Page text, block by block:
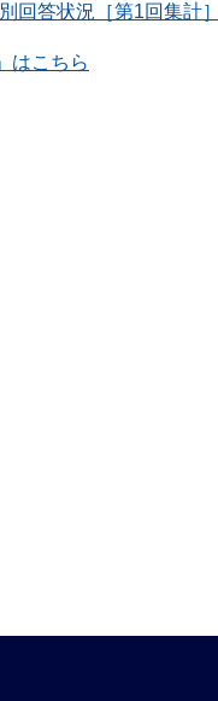
回答状況［第1回集計］
はこちら